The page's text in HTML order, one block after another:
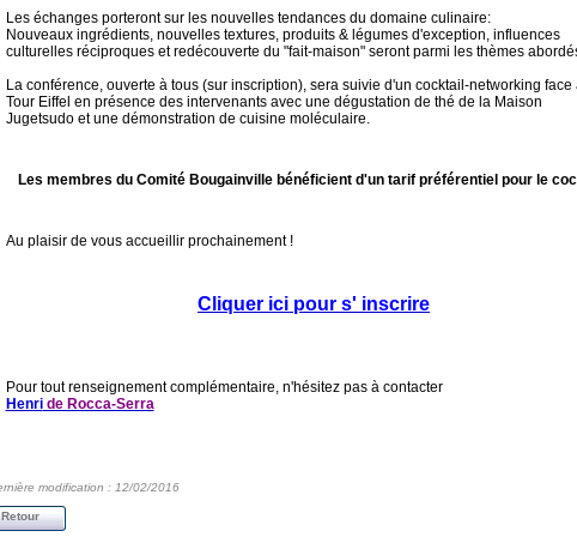
Les échanges porteront sur les nouvelles tendances du domaine culinaire:
Nouveaux ingrédients, nouvelles textures, produits & légumes d'exception, influences
culturelles réciproques et redécouverte du "fait-maison" seront parmi les thèmes
La conférence, ouverte à tous (sur inscription), sera suivie d'un cocktail-networking face
Tour Eiffel en présence des intervenants avec une dégustation de thé de la Maison
Jugetsudo et une démonstration de cuisine moléculaire.
Les membres du Comité Bougainville bénéficient d'un tarif préférentiel pour le
Au plaisir de vous accueillir prochainement !
Cliquer ici pour s' inscrire
Pour tout renseignement complémentaire, n'hésitez pas à contacter
Henride Rocca-Serra
modification : 12/02/2016
Retour